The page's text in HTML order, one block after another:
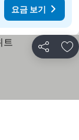
요금 보기
공유 즐